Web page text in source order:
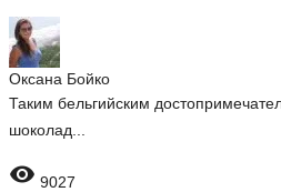
Оксана Бойко
Таким бельгийским
шоколад...
 9027